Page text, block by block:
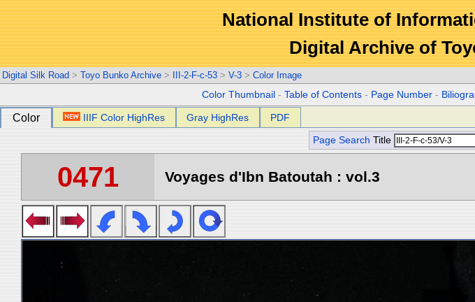
National Institute of
Digital Archive of
Digital Silk Road > Toyo Bunko Archive > III-2-F-c-53 > V-3 > Color Image
Color Thumbnail -Table of Contents - Page Number -
Color IIIF Color HighRes Gray HighRes PDF
Page Search Title
0471 Voyages d'Ibn Batoutah : vol.3